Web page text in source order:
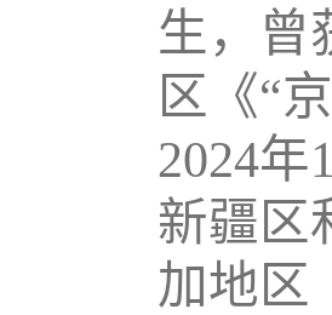
生，曾
区《“
2024
新疆区
加地区